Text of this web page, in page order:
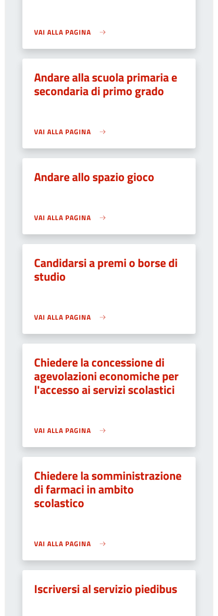
VAI ALLA PAGINA
Andare alla scuola primaria e
secondaria di primo grado
VAI ALLA PAGINA
Andare allo spazio gioco
VAI ALLA PAGINA
Candidarsi a premi o borse di
studio
VAI ALLA PAGINA
Chiedere la concessione di
agevolazioni economiche per
l'accesso ai servizi scolastici
VAI ALLA PAGINA
Chiedere la somministrazione
di farmaci in ambito
scolastico
VAI ALLA PAGINA
Iscriversi al servizio piedibus